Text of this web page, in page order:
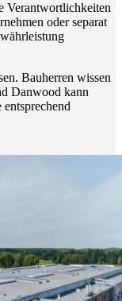
Verantwortlichkeiten
oder separat
Bauherren wissen
Danwood kann